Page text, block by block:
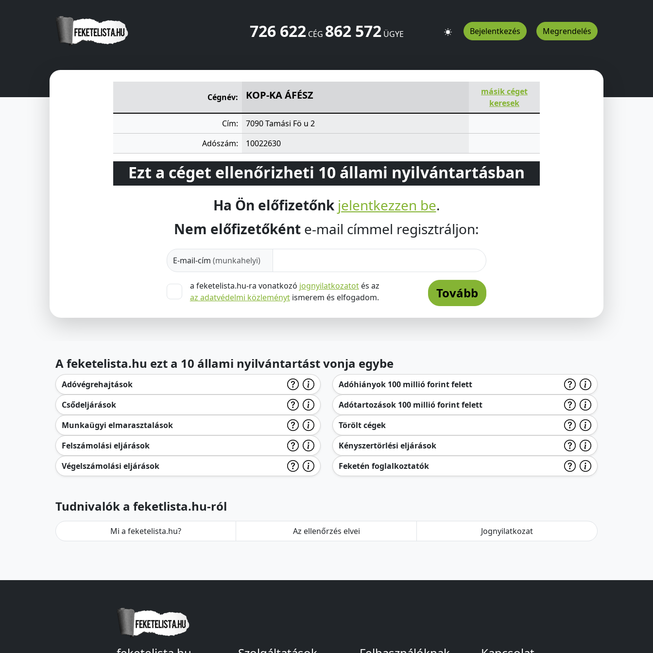
726 622CÉG 862 572ÜGYE Bejelentkezés Megrendelés
Cégnév:
KOP-KA ÁFÉSZ
másik céget
keresek
Cím:
7090 Tamási Fö u 2
Adószám:
10022630
Ezt a céget ellenőrizheti 10 állami nyilvántartásban
Ha Ön előfizetőnk jelentkezzen be.
Nem előfizetőként e-mail címmel regisztráljon:
E-mail-cím (munkahelyi)
a feketelista.hu-ra vonatkozó jognyilatkozatotés az
az adatvédelmi közleménytismerem és elfogadom. Tovább
A feketelista.hu ezt a 10 állami nyilvántartást vonja egybe
Adóvégrehajtások
Csődeljárások
Munkaügyi elmarasztalások
Felszámolási eljárások
Végelszámolási eljárások
Adóhiányok 100 millió forint felett
Adótartozások 100 millió forint felett
Törölt cégek
Kényszertörlési eljárások
Feketén foglalkoztatók
Tudnivalók a feketlista.hu-ról
Mi a feketelista.hu? Az ellenőrzés elvei Jognyilatkozat